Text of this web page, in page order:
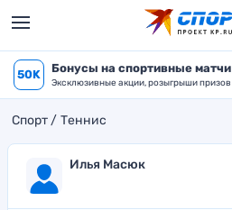
50K Бонусы на спортивные матчи
Эксклюзивные акции, розыгрыши призов
Спорт Теннис
Илья Масюк